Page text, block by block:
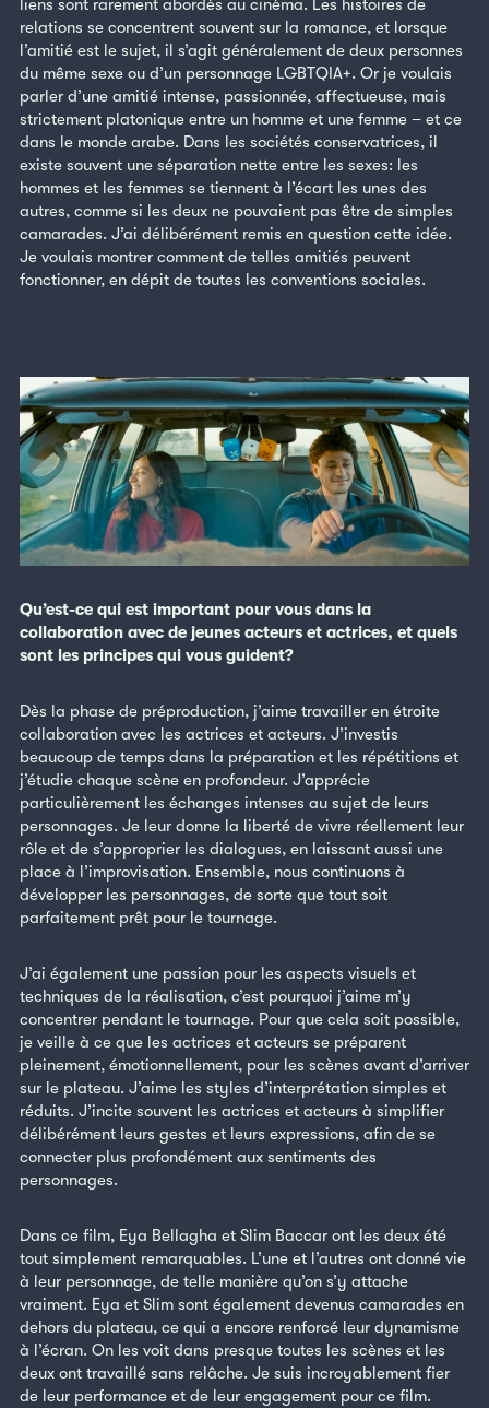
liens sont rarement abordés au cinéma. Les histoires de
relations se concentrent souvent sur la romance, et lorsque
l’amitié est le sujet, il s’agit généralement de deux personnes
du même sexe ou d’un personnage LGBTQIA+. Or je voulais
parler d’une amitié intense, passionnée, affectueuse, mais
strictement platonique entre un homme et une femme – et ce
dans le monde arabe. Dans les sociétés conservatrices, il
existe souvent une séparation nette entre les sexes: les
hommes et les femmes se tiennent à l’écart les unes des
autres, comme si les deux ne pouvaient pas être de simples
camarades. J’ai délibérément remis en question cette idée.
Je voulais montrer comment de telles amitiés peuvent
fonctionner, en dépit de toutes les conventions sociales.
Qu’est-ce qui est important pour vous dans la
collaboration avec de jeunes acteurs et actrices, et quels
sont les principes qui vous guident?
Dès la phase de préproduction, j’aime travailler en étroite
collaboration avec les actrices et acteurs. J’investis
beaucoup de temps dans la préparation et les répétitions et
j’étudie chaque scène en profondeur. J’apprécie
particulièrement les échanges intenses au sujet de leurs
personnages. Je leur donne la liberté de vivre réellement leur
rôle et de s’approprier les dialogues, en laissant aussi une
place à l’improvisation. Ensemble, nous continuons à
développer les personnages, de sorte que tout soit
parfaitement prêt pour le tournage.
J’ai également une passion pour les aspects visuels et
techniques de la réalisation, c’est pourquoi j’aime m’y
concentrer pendant le tournage. Pour que cela soit possible,
je veille à ce que les actrices et acteurs se préparent
pleinement, émotionnellement, pour les scènes avant d’arriver
sur le plateau. J’aime les styles d’interprétation simples et
réduits. J’incite souvent les actrices et acteurs à simplifier
délibérément leurs gestes et leurs expressions, afin de se
connecter plus profondément aux sentiments des
personnages.
Dans ce film, Eya Bellagha et Slim Baccar ont les deux été
tout simplement remarquables. L’une et l’autres ont donné vie
à leur personnage, de telle manière qu’on s’y attache
vraiment. Eya et Slim sont également devenus camarades en
dehors du plateau, ce qui a encore renforcé leur dynamisme
à l’écran. On les voit dans presque toutes les scènes et les
deux ont travaillé sans relâche. Je suis incroyablement fier
de leur performance et de leur engagement pour ce film.